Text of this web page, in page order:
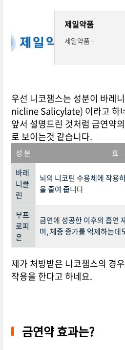
제일약품
제일약품 -
우선 니코챔스는 성분이 바레
nicline Salicylate) 이라고 하
앞서 설명드린 것처럼 금연약
로 보이는것 같습니다.
성 분
효
바레
니클
린
뇌의 니코틴 수용체에 작용
을 줄여 줍니다
부프
로피
온
금연에 성공한 이후의 흡연
며, 체중 증가를 억제하는데
제가 처방받은 니코챔스의 경
작용을 한다고 하네요.
금연약 효과는?